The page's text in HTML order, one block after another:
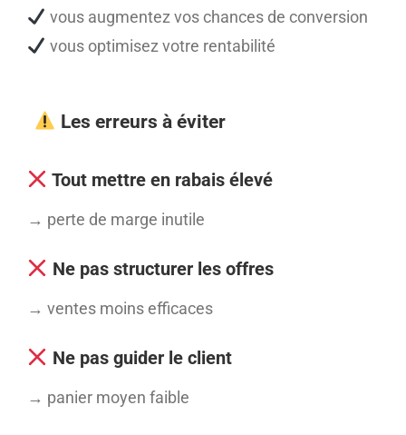
vous augmentez vos chances de conversion
vous optimisez votre rentabilité
Les erreurs à éviter
Tout mettre en rabais élevé
→ perte de marge inutile
Ne pas structurer les offres
→ ventes moins efficaces
Ne pas guider le client
→ panier moyen faible